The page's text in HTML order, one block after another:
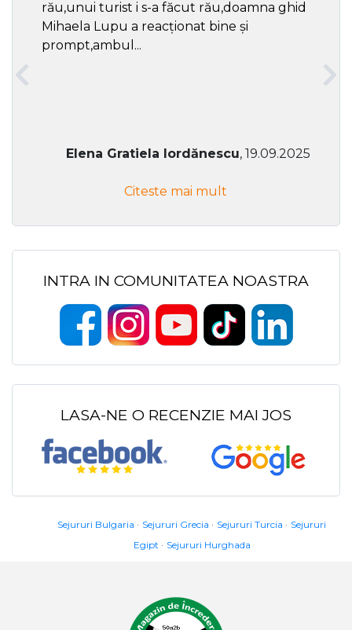
rău,unui turist i s-a făcut rău,doamna ghid
Mihaela Lupu a reacționat bine și
prompt,ambul...
Elena Gratiela Iordănescu, 19.09.2025
Citeste mai mult
INTRA IN COMUNITATEA NOASTRA
LASA-NE O RECENZIE MAI JOS
Sejururi Bulgaria Sejururi Grecia Sejururi Turcia
Sejururi
Egipt
Sejururi Hurghada